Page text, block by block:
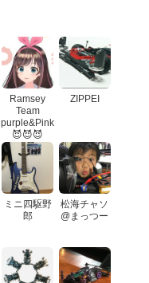
Ramsey
Team
purple&Pink
😈😈😈
ZIPPEI
ミニ四駆野
郎
松海チャソ
@まっつー